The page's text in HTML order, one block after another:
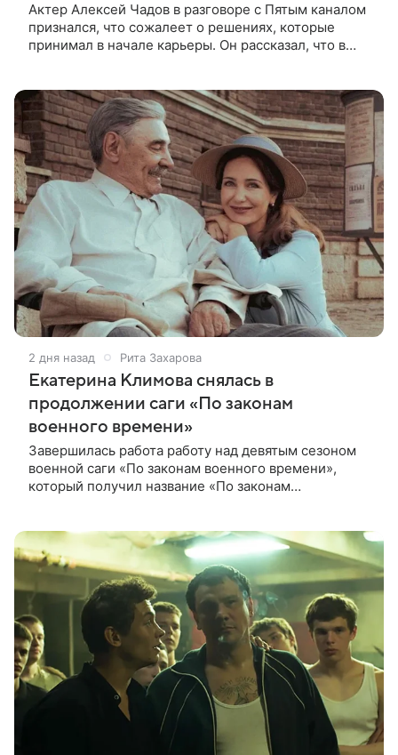
Актер Алексей Чадов в разговоре с Пятым каналом
признался, что сожалеет о решениях, которые
принимал в начале карьеры. Он рассказал, что в
2 дня назад Рита Захарова
Екатерина Климова снялась в
продолжении саги «По законам
военного времени»
Завершилась работа работу над девятым сезоном
военной саги «По законам военного времени»,
который получил название «По законам